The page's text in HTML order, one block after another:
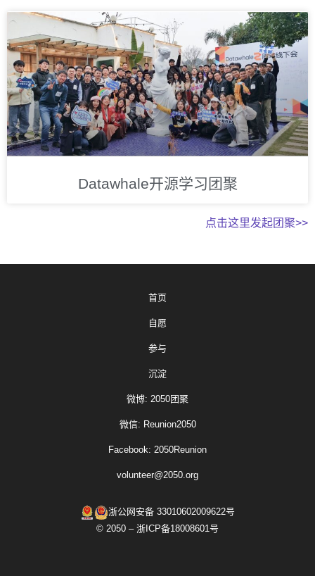
Datawhale开源学习团聚
点击这里发起团聚>>
首页
自愿
参与
沉淀
微博: 2050团聚
微信: Reunion2050
Facebook: 2050Reunion
volunteer@2050.org
浙公网安备 33010602009622号
© 2050 – 浙ICP备18008601号